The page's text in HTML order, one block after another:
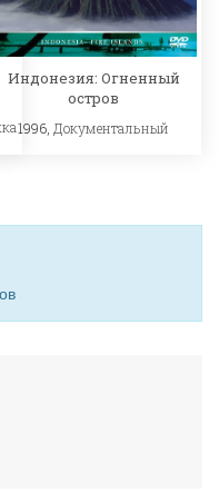
Индонезия: Огненный
остров
1996, Документальный